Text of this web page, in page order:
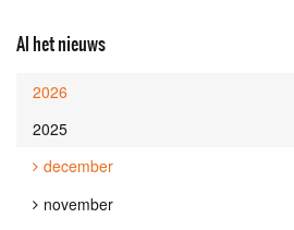
Al het nieuws
2026
2025
december
november